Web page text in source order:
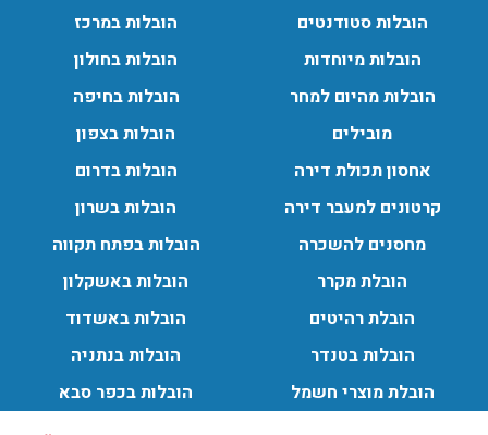
הובלות סטודנטים
הובלות מיוחדות
הובלות מהיום למחר
מובילים
אחסון תכולת דירה
קרטונים למעבר דירה
מחסנים להשכרה
הובלת מקרר
הובלת רהיטים
הובלות בטנדר
הובלת מוצרי חשמל
הובלות במרכז
הובלות בחולון
הובלות בחיפה
הובלות בצפון
הובלות בדרום
הובלות בשרון
הובלות בפתח תקווה
הובלות באשקלון
הובלות באשדוד
הובלות בנתניה
הובלות בכפר סבא